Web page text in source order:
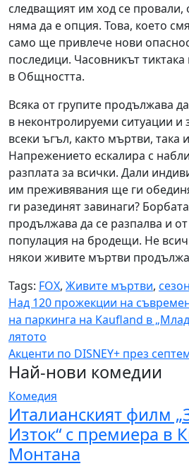
следващият им ход се провали,
няма да е опция. Това, което
само ще привлече нови
последици. Часовникът тиктака
в Общността.
Всяка от групите продължава
в неконтролируеми ситуации и
всеки ъгъл, както мъртви, така
Напрежението ескалира с
разплата за всички. Дали
им преживявания ще ги
ги разединят завинаги?
продължава да се разпалва и
популация на бродещи. Не
някои живите мъртви
Tags: FOX, Живите мъртви,
Навигация
Над 120 прожекции на
на паркинга на Kaufland в
лятото
Aкценти по DISNEY+ през
Най-нови комедии
Комедия
Италианският филм
Изток“ с премиера в
Монтана